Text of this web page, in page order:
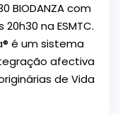
BIODANZA com
20h30 na ESMTC.
é um sistema
afectiva
de Vida